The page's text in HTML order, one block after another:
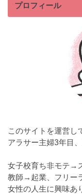
プロフィール
このサイトを運営し
アラサー主婦3年目
女子校育ち非モテ→
教師→起業、フリー
女性の人生に興味